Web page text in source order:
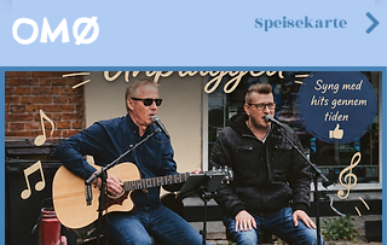
Speisekarte
OMØ